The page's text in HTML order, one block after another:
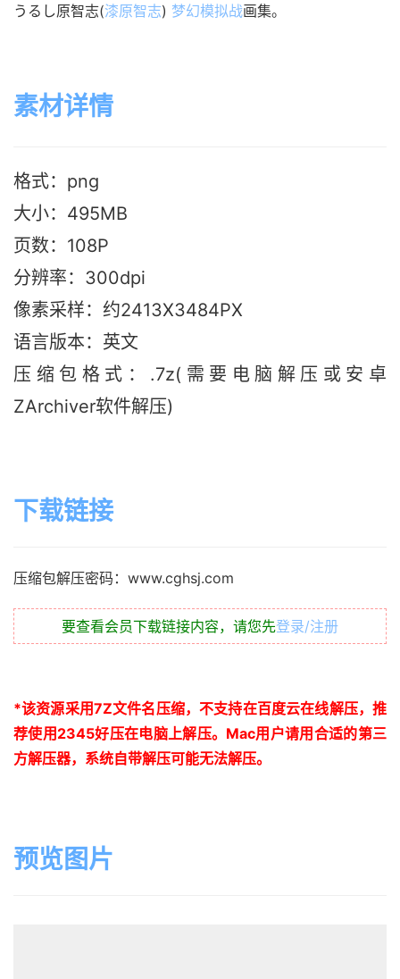
うるし原智志(漆原智志) 梦幻模拟战画集。
素材详情
格式：png
大小：495MB
页数：108P
分辨率：300dpi
像素采样：约2413X3484PX
语言版本：英文
压缩包格式：.7z(需要电脑解压或安卓
ZArchiver软件解压)
下载链接
压缩包解压密码：www.cghsj.com
要查看会员下载链接内容，请您先登录/注册
*该资源采用7Z文件名压缩，不支持在百度云在线解压，推
荐使用2345好压在电脑上解压。 Mac用户请用合适的第三
方解压器，系统自带解压可能无法解压。
预览图片